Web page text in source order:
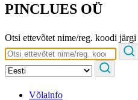
PINCLUES OÜ
Otsi ettevõtet nime/reg. koodi järgi
Võlainfo